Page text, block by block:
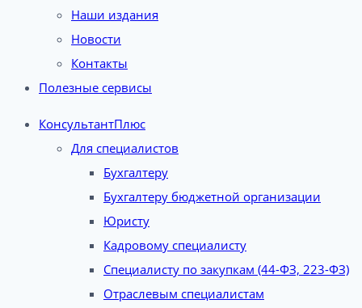
Наши издания
Новости
Контакты
Полезные сервисы
КонсультантПлюс
Для специалистов
Бухгалтеру
Бухгалтеру бюджетной организации
Юристу
Кадровому специалисту
Специалисту по закупкам (44-ФЗ, 223-ФЗ)
Отраслевым специалистам